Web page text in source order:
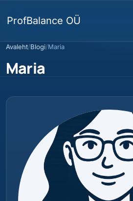
ProfBalance OÜ
Avaleht/Blogi/Maria
Maria